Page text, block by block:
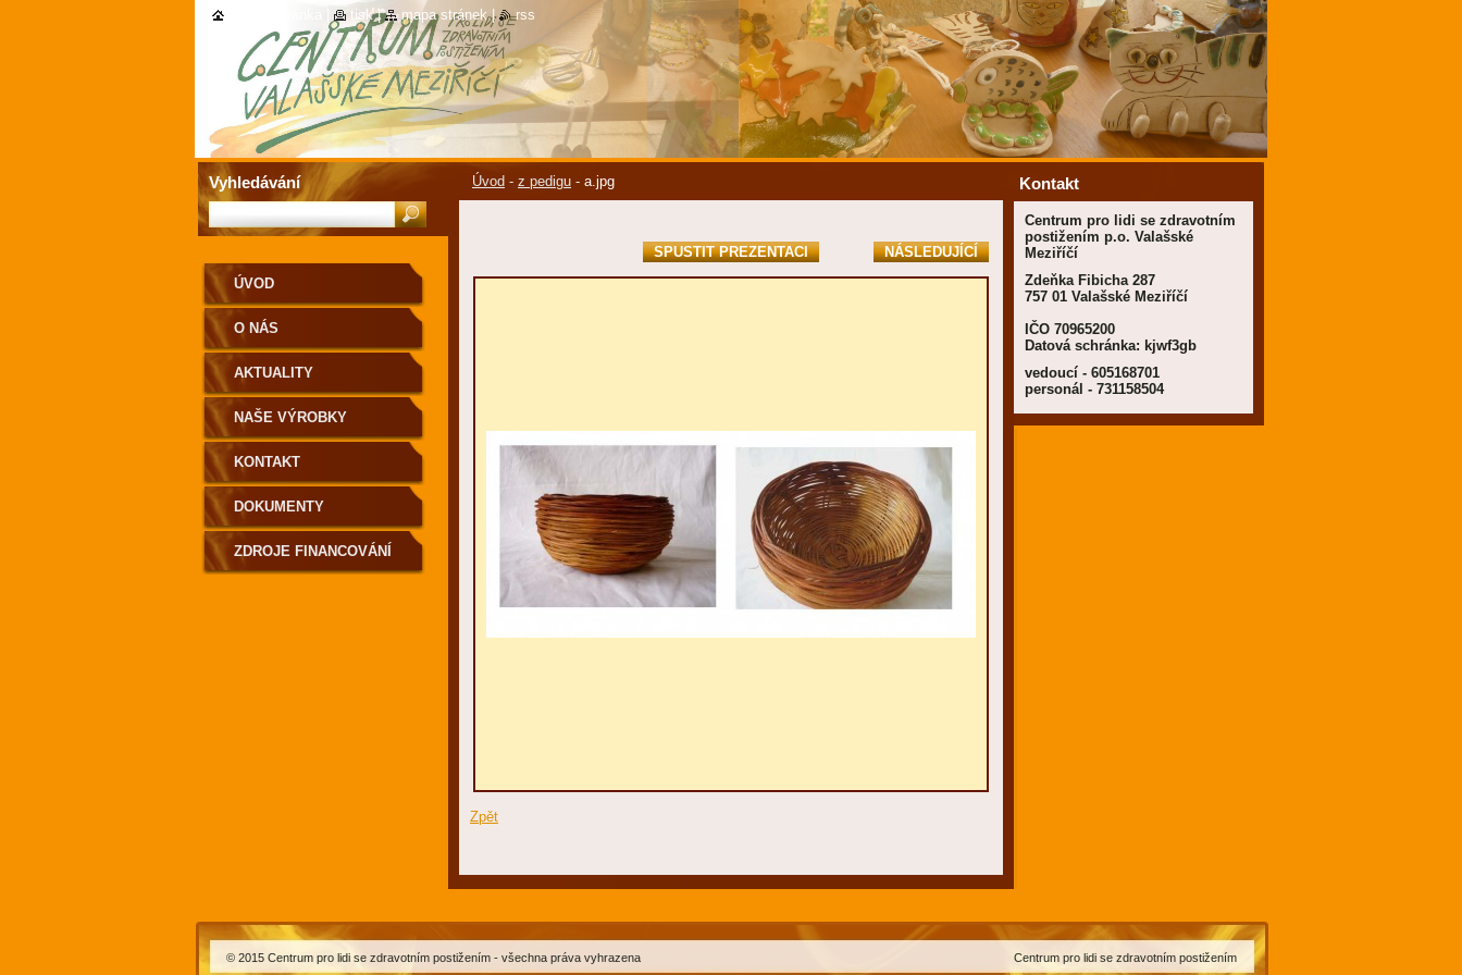
Úvod - z pedigu - a.jpg
SPUSTIT PREZENTACI NÁSLEDUJÍCÍ
Zpět
ÚVOD
O NÁS
AKTUALITY
NAŠE VÝROBKY
KONTAKT
DOKUMENTY
ZDROJE FINANCOVÁNÍ
Kontakt
Centrum pro lidi se zdravotním
postižením p.o. Valašské
Meziříčí
Zdeňka Fibicha 287
757 01 Valašské Meziříčí
IČO 70965200
Datová schránka: kjwf3gb
vedoucí - 605168701
personál - 731158504
Vyhledávání
tisk | mapa stránek | rss
© 2015 Centrum pro lidi se zdravotním postižením - všechna práva vyhrazena Centrum pro lidi se zdravotním postižením